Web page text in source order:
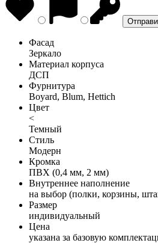
Фасад
Зеркало
Материал корпуса
ДСП
Фурнитура
Boyard, Blum, Hettich
Цвет
<
Темный
Стиль
Модерн
Кромка
ПВХ (0,4 мм, 2 мм)
Внутреннее наполнение
на выбор (полки, корзины,
Размер
индивидуальный
Цена
указана за базовую